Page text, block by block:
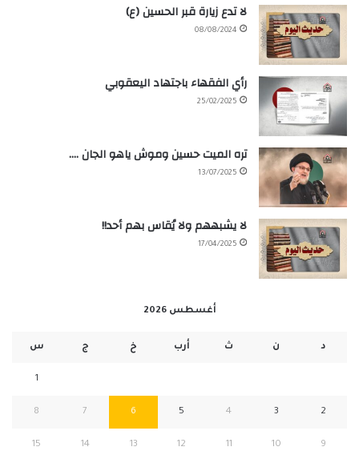
لا تدع زيارة قبر الحسين (ع)
08/08/2024
رأي الفقهاء باجتهاد اليعقوبي
25/02/2025
تره الميت حسين وموش ياهو الجان ….
13/07/2025
لا يشبههم ولا يُقاس بهم أحد!!
17/04/2025
أغسطس 2026
د ن ث أرب خ ج س
1
2
3
4
5
6
7
8
9
10
11
12
13
14
15